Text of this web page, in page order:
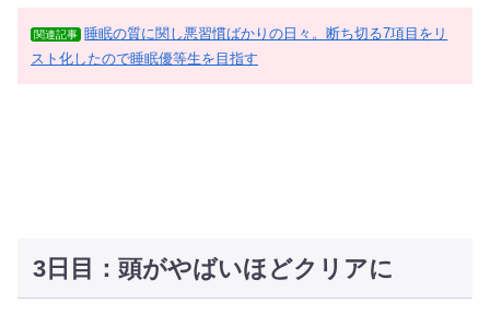
関連記事
睡眠の質に関し悪習慣ばかりの日々。断ち切る7項目をリ
スト化したので睡眠優等生を目指す
3日目：頭がやばいほどクリアに